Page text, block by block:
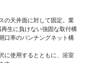
の天井面に対して固定。業
生に負けない強固な取付構
口率のパンチングネット構
に使用するとともに、浴室